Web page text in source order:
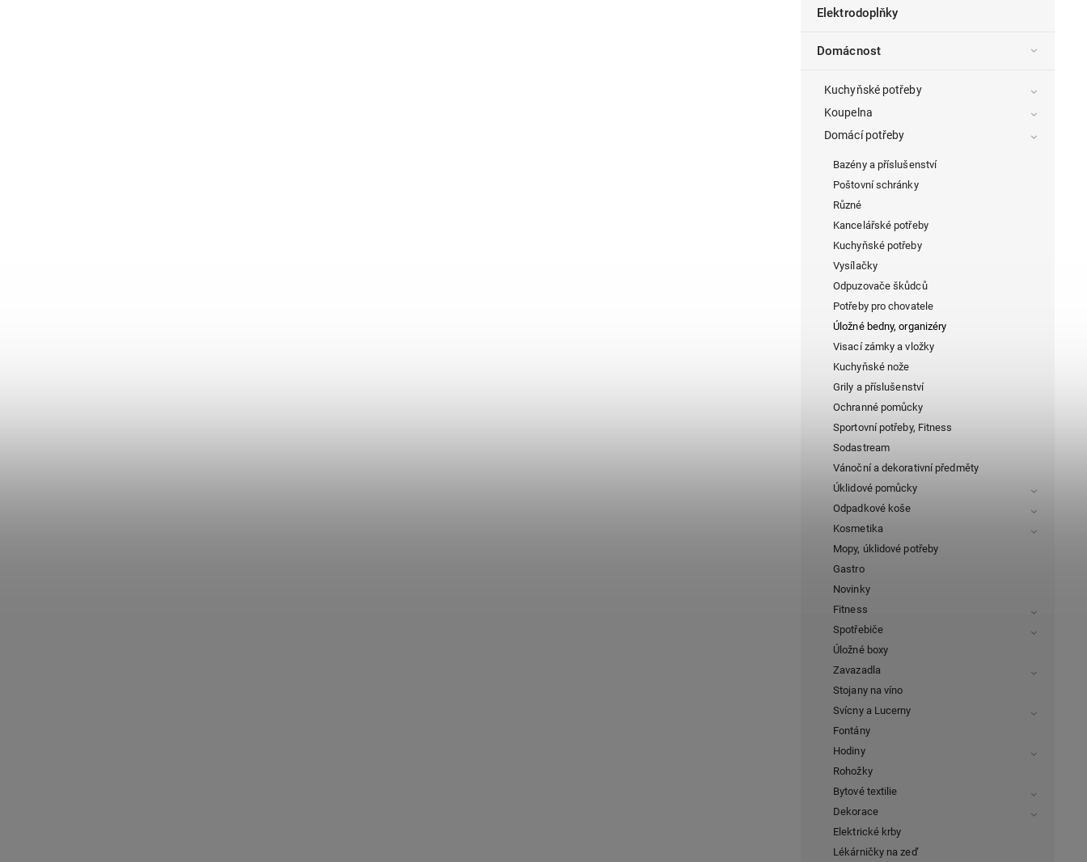
Elektrodoplňky
Domácnost
Kuchyňské potřeby
Koupelna
Domácí potřeby
Bazény a příslušenství
Poštovní schránky
Různé
Kancelářské potřeby
Kuchyňské potřeby
Vysílačky
Odpuzovače škůdců
Potřeby pro chovatele
Úložné bedny, organizéry
Visací zámky a vložky
Kuchyňské nože
Grily a příslušenství
Ochranné pomůcky
Sportovní potřeby, Fitness
Sodastream
Vánoční a dekorativní předměty
Úklidové pomůcky
Odpadkové koše
Kosmetika
Mopy, úklidové potřeby
Gastro
Novinky
Fitness
Spotřebiče
Úložné boxy
Zavazadla
Stojany na víno
Svícny a Lucerny
Fontány
Hodiny
Rohožky
Bytové textilie
Dekorace
Elektrické krby
Lékárničky na zeď